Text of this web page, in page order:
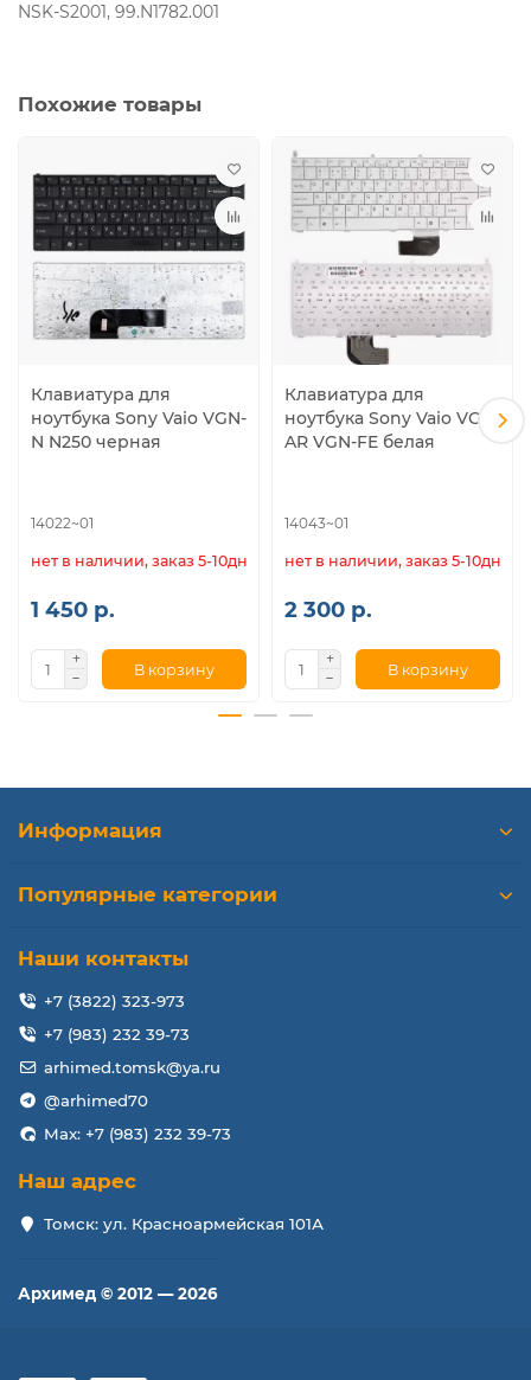
NSK-S2001, 99.N1782.001
Похожие товары
Клавиатура для
ноутбука Sony Vaio VGN-
N N250 черная
14022~01
нет в наличии, заказ 5-10дн.
1 450 р.
В корзину
Клавиатура для
ноутбука Sony Vaio VGN-
AR VGN-FE белая
14043~01
нет в наличии, заказ 5-10дн.
2 300 р.
В корзину
Информация
Популярные категории
Наши контакты
+7 (3822) 323-973
+7 (983) 232 39-73
arhimed.tomsk@ya.ru
@arhimed70
Max: +7 (983) 232 39-73
Наш адрес
Томск: ул. Красноармейская 101А
Архимед © 2012 — 2026